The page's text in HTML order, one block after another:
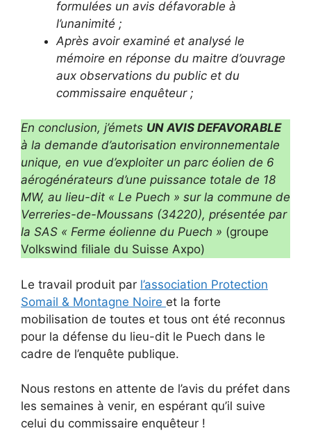
formulées un avis défavorable à
l’unanimité ;
Après avoir examiné et analysé le
mémoire en réponse du maitre d’ouvrage
aux observations du public et du
commissaire enquêteur ;
En conclusion, j’émets UN AVIS DEFAVORABLE
à la demande d’autorisation environnementale
unique, en vue d’exploiter un parc éolien de 6
aérogénérateurs d’une puissance totale de 18
MW, au lieu-dit « Le Puech » sur la commune de
Verreries-de-Moussans (34220), présentée par
la SAS « Ferme éolienne du Puech » (groupe
Volkswind filiale du Suisse Axpo)
Le travail produit par l’association Protection
Somail & Montagne Noire et la forte
mobilisation de toutes et tous ont été reconnus
pour la défense du lieu-dit le Puech dans le
cadre de l’enquête publique.
Nous restons en attente de l’avis du préfet dans
les semaines à venir, en espérant qu’il suive
celui du commissaire enquêteur !